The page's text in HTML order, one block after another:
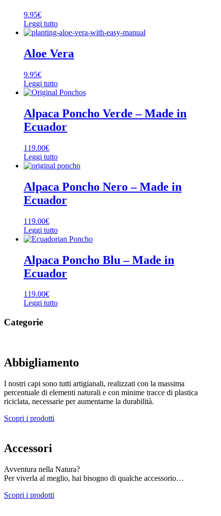
9.95€
Leggi tutto
Aloe Vera
9.95€
Leggi tutto
Alpaca Poncho Verde – Made in
Ecuador
119.00€
Leggi tutto
Alpaca Poncho Nero – Made in
Ecuador
119.00€
Leggi tutto
Alpaca Poncho Blu – Made in
Ecuador
119.00€
Leggi tutto
Categorie
Abbigliamento
I nostri capi sono tutti artigianali, realizzati con la massima
percentuale di elementi naturali e con minime tracce di plastica
riciclata, necessarie per aumentarne la durabilità.
Scopri i prodotti
Accessori
Avventura nella Natura?
Per viverla al meglio, hai bisogno di qualche accessorio…
Scopri i prodotti